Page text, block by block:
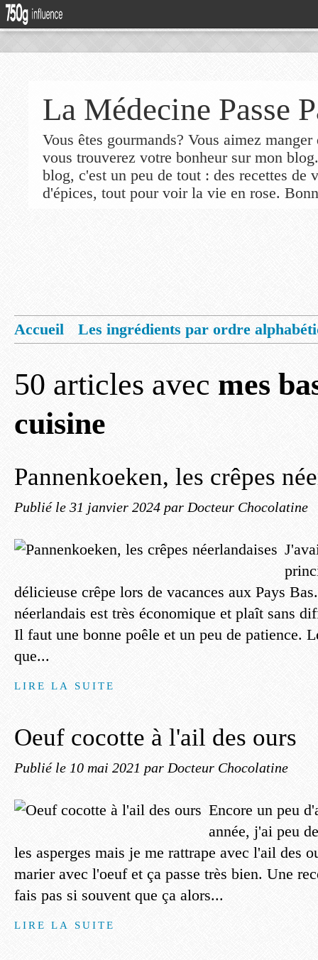
La Médecine Passe
Vous êtes gourmands? Vous aimez
vous trouverez votre bonheur sur mon
blog, c'est un peu de tout : des recettes de
d'épices, tout pour voir la vie en rose.
Accueil
Les ingrédients par ordre
50 articles avec mes
cuisine
Pannenkoeken, les crêpes
Publié le 31 janvier 2024 par Docteur Chocolatine
délicieuse crêpe lors de vacances aux Pays
néerlandais est très économique et plaît sans
Il faut une bonne poêle et un peu de patience.
que...
LIRE LA SUITE
Oeuf cocotte à l'ail des ours
Publié le 10 mai 2021 par Docteur Chocolatine
Encore un peu
année, j'ai peu
les asperges mais je me rattrape avec l'ail des
marier avec l'oeuf et ça passe très bien. Une
fais pas si souvent que ça alors...
LIRE LA SUITE